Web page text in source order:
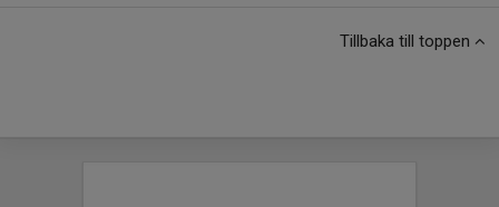
Tillbaka till toppen